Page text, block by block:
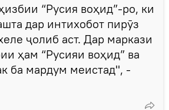
“Русия воҳид”-ро, ки
дар интихобот пирӯз
ҷолиб аст. Дар маркази
ҳам “Русияи воҳид” ва
ба мардум меистад", -